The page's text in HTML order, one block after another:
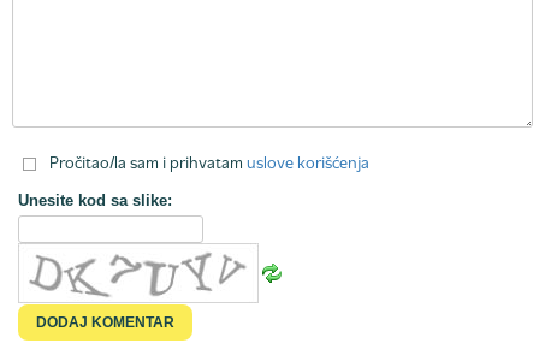
Pročitao/la sam i prihvatam uslove korišćenja
Unesite kod sa slike: